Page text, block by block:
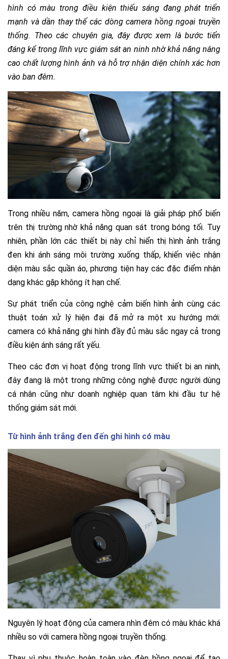
hình có màu trong điều kiện thiếu sáng đang phát triển
mạnh và dần thay thế các dòng camera hồng ngoại truyền
thống. Theo các chuyên gia, đây được xem là bước tiến
đáng kể trong lĩnh vực giám sát an ninh nhờ khả năng nâng
cao chất lượng hình ảnh và hỗ trợ nhận diện chính xác hơn
vào ban đêm.
Trong nhiều năm, camera hồng ngoại là giải pháp phổ biến
trên thị trường nhờ khả năng quan sát trong bóng tối. Tuy
nhiên, phần lớn các thiết bị này chỉ hiển thị hình ảnh trắng
đen khi ánh sáng môi trường xuống thấp, khiến việc nhận
diện màu sắc quần áo, phương tiện hay các đặc điểm nhận
dạng khác gặp không ít hạn chế.
Sự phát triển của công nghệ cảm biến hình ảnh cùng các
thuật toán xử lý hiện đại đã mở ra một xu hướng mới:
camera có khả năng ghi hình đầy đủ màu sắc ngay cả trong
điều kiện ánh sáng rất yếu.
Theo các đơn vị hoạt động trong lĩnh vực thiết bị an ninh,
đây đang là một trong những công nghệ được người dùng
cá nhân cũng như doanh nghiệp quan tâm khi đầu tư hệ
thống giám sát mới.
Từ hình ảnh trắng đen đến ghi hình có màu
Nguyên lý hoạt động của camera nhìn đêm có màu khác khá
nhiều so với camera hồng ngoại truyền thống.